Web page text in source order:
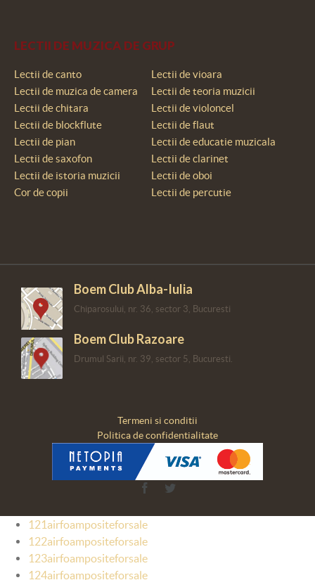
LECTII DE MUZICA DE GRUP
Lectii de canto
Lectii de vioara
Lectii de muzica de camera
Lectii de teoria muzicii
Lectii de chitara
Lectii de violoncel
Lectii de blockflute
Lectii de flaut
Lectii de pian
Lectii de educatie muzicala
Lectii de saxofon
Lectii de clarinet
Lectii de istoria muzicii
Lectii de oboi
Cor de copii
Lectii de percutie
Boem Club Alba-Iulia
Chiparosului, nr. 36, sector 3, Bucuresti
Boem Club Razoare
Drumul Sarii, nr. 39, sector 5, Bucuresti.
Termeni si conditii
Politica de confidentialitate
Facebook
121airfoampositeforsale
122airfoampositeforsale
123airfoampositeforsale
124airfoampositeforsale